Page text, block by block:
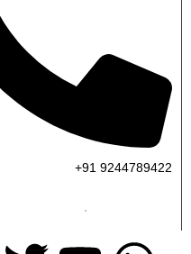
+91 9244789422